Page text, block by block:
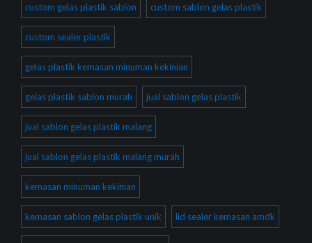
custom gelas plastik sablon custom sablon gelas plastik
custom sealer plastik
gelas plastik kemasan minuman kekinian
gelas plastik sablon murah jual sablon gelas plastik
jual sablon gelas plastik malang
jual sablon gelas plastik malang murah
kemasan minuman kekinian
kemasan sablon gelas plastik unik lid sealer kemasan amdk